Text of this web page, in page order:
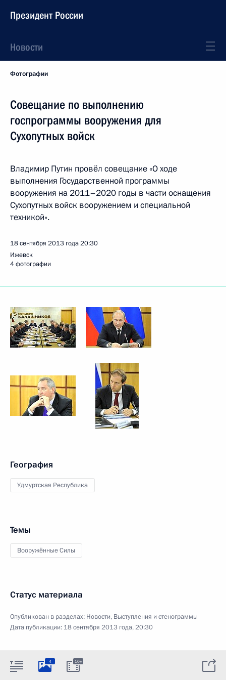
Президент России
Новости
Фотографии
Совещание по выполнению
госпрограммы вооружения для
Сухопутных войск
Владимир Путин провёл совещание «О ходе
выполнения Государственной программы
вооружения на 2011–2020 годы в части оснащения
Сухопутных войск вооружением и специальной
техникой».
18 сентября 2013 года20:30
Ижевск
4 фотографии
География
Удмуртская Республика
Темы
Вооружённые Силы
Статус материала
Опубликован в разделах: Новости, Выступления и стенограммы
Дата публикации: 18 сентября 2013 года, 20:30
4 10м